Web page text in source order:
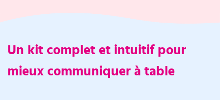
Un kit complet et intuitif pour
mieux communiquer à table